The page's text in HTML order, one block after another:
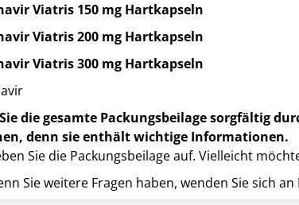
Viatris 150 mg Hartkapseln
Viatris 200 mg Hartkapseln
Viatris 300 mg Hartkapseln
die gesamte Packungsbeilage sorgfältig
denn sie enthält wichtige Informationen.
Sie die Packungsbeilage auf. Vielleicht
Sie weitere Fragen haben, wenden Sie sich